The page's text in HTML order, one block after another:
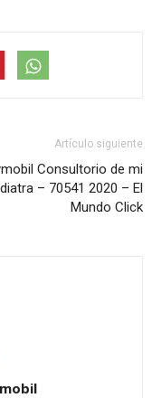
Artículo siguiente
Consultorio de mi
– 70541 2020 – El
Mundo Click